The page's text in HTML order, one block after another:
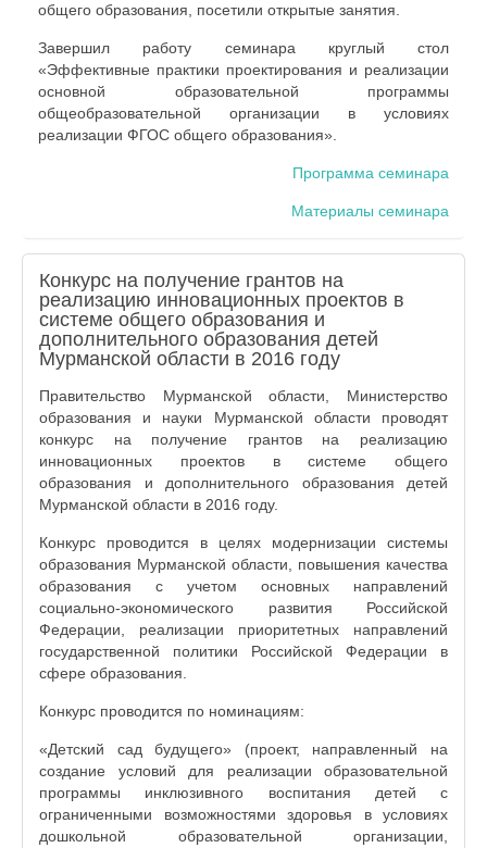
общего образования, посетили открытые занятия.
Завершил работу семинара круглый стол
«Эффективные практики проектирования и реализации
основной образовательной программы
общеобразовательной организации в условиях
реализации ФГОС общего образования».
Программа семинара
Материалы семинара
Конкурс на получение грантов на
реализацию инновационных проектов в
системе общего образования и
дополнительного образования детей
Мурманской области в 2016 году
Правительство Мурманской области, Министерство
образования и науки Мурманской области проводят
конкурс на получение грантов на реализацию
инновационных проектов в системе общего
образования и дополнительного образования детей
Мурманской области в 2016 году.
Конкурс проводится в целях модернизации системы
образования Мурманской области, повышения качества
образования с учетом основных направлений
социально-экономического развития Российской
Федерации, реализации приоритетных направлений
государственной политики Российской Федерации в
сфере образования.
Конкурс проводится по номинациям:
«Детский сад будущего» (проект, направленный на
создание условий для реализации образовательной
программы инклюзивного воспитания детей с
ограниченными возможностями здоровья в условиях
дошкольной образовательной организации,